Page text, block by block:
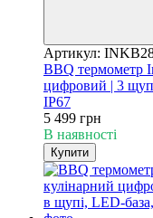
Артикул:
BBQ термометр
цифровий | 3
IP67
5 499 грн
В наявності
Купити